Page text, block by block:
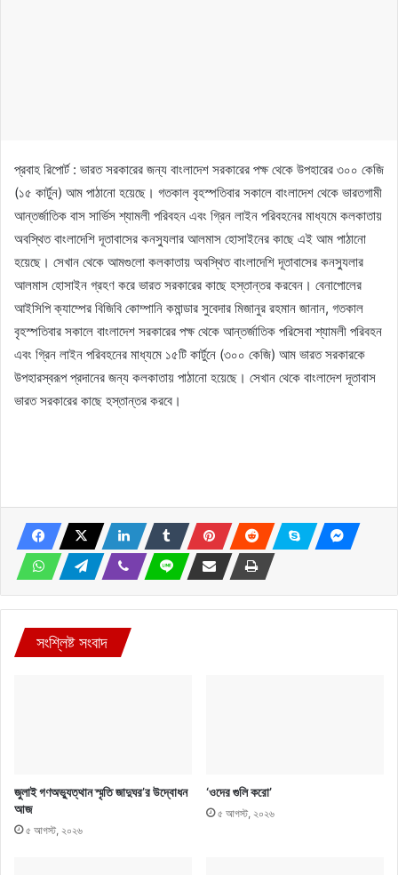
প্রবাহ রিপোর্ট : ভারত সরকারের জন্য বাংলাদেশ সরকারের পক্ষ থেকে উপহারের ৩০০ কেজি
(১৫ কার্টুন) আম পাঠানো হয়েছে। গতকাল বৃহস্পতিবার সকালে বাংলাদেশ থেকে ভারতগামী
আন্তর্জাতিক বাস সার্ভিস শ্যামলী পরিবহন এবং গ্রিন লাইন পরিবহনের মাধ্যমে কলকাতায়
অবস্থিত বাংলাদেশি দূতাবাসের কনস্যুলার আলমাস হোসাইনের কাছে এই আম পাঠানো
হয়েছে। সেখান থেকে আমগুলো কলকাতায় অবস্থিত বাংলাদেশি দূতাবাসের কনস্যুলার
আলমাস হোসাইন গ্রহণ করে ভারত সরকারের কাছে হস্তান্তর করবেন। বেনাপোলের
আইসিপি ক্যাম্পের বিজিবি কোম্পানি কমান্ডার সুবেদার মিজানুর রহমান জানান, গতকাল
বৃহস্পতিবার সকালে বাংলাদেশ সরকারের পক্ষ থেকে আন্তর্জাতিক পরিসেবা শ্যামলী পরিবহন
এবং গ্রিন লাইন পরিবহনের মাধ্যমে ১৫টি কার্টুনে (৩০০ কেজি) আম ভারত সরকারকে
উপহারস্বরূপ প্রদানের জন্য কলকাতায় পাঠানো হয়েছে। সেখান থেকে বাংলাদেশ দূতাবাস
ভারত সরকারের কাছে হস্তান্তর করবে।
সংশ্লিষ্ট সংবাদ
জুলাই গণঅভ্যুত্থান স্মৃতি জাদুঘর’র উদ্বোধন
আজ
৫ আগস্ট, ২০২৬
‘ওদের গুলি করো’
৫ আগস্ট, ২০২৬